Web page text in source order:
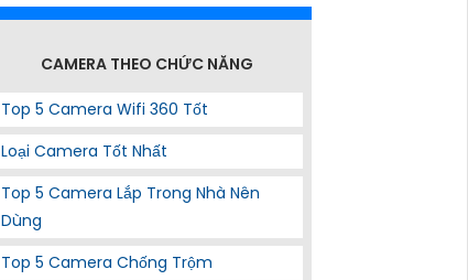
CAMERA THEO CHỨC NĂNG
Top 5 Camera Wifi 360 Tốt
Loại Camera Tốt Nhất
Top 5 Camera Lắp Trong Nhà Nên
Dùng
Top 5 Camera Chống Trộm